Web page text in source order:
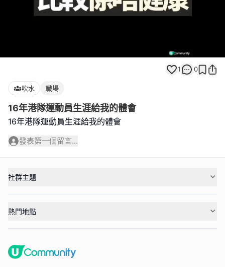
100.00%
1 0
吹水 職場
16年港隊運動員生涯給我的體會
16年港隊運動員生涯給我的體會
發表第一個留言...
社群主題
熱門地點